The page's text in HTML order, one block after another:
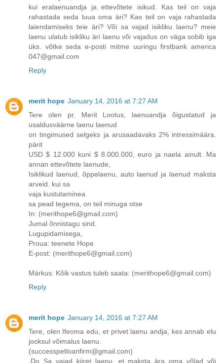
kui eralaenuandja ja ettevõtete isikud. Kas teil on vaja
rahastada seda luua oma äri? Kas teil on vaja rahastada
laiendamiseks teie äri? Või sa vajad isikliku laenu? meie
laenu ulatub isikliku äri laenu või vajadus on väga sobib iga
üks. võtke seda e-posti mitme uuringu firstbank america
047@gmail.com
Reply
merit hope January 14, 2016 at 7:27 AM
Tere olen pr, Merit Lootus, laenuandja õigustatud ja
usaldusväärne laenu laenud
on tingimused selgeks ja arusaadavaks 2% intressimäära.
pärit
USD $ 12.000 kuni $ 8.000.000, euro ja naela ainult. Ma
annan ettevõtete laenude,
Isiklikud laenud, õppelaenu, auto laenud ja laenud maksta
arveid. kui sa
vaja kustutaminea
sa pead tegema, on teil minuga otse
In: (merithope6@gmail.com)
Jumal õnnistagu sind.
Lugupidamisega,
Proua: teenete Hope
E-post: (merithope6@gmail.com)
Märkus: Kõik vastus tuleb saata: (merithope6@gmail.com)
Reply
merit hope January 14, 2016 at 7:27 AM
Tere, olen Ifeoma edu, et privet laenu andja, kes annab elu
jooksul võimalus laenu.
(successpetloanfirm@gmail.com)
.Do Sa vajad kiiret laenu, et maksta ära oma võlad või